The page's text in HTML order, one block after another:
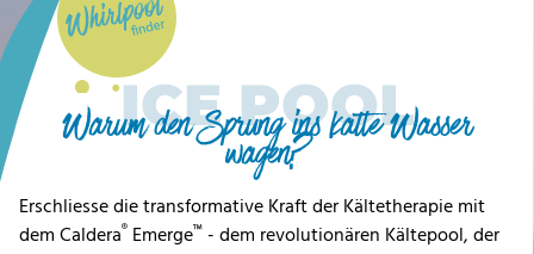
ICE POOL
Warum den Sprung ins kalte Wasser
wagen?
Erschliesse die transformative Kraft der Kältetherapie mit
dem Caldera® Emerge™ - dem revolutionären Kältepool, der